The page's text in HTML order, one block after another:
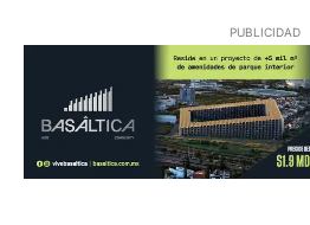
PUBLICIDAD